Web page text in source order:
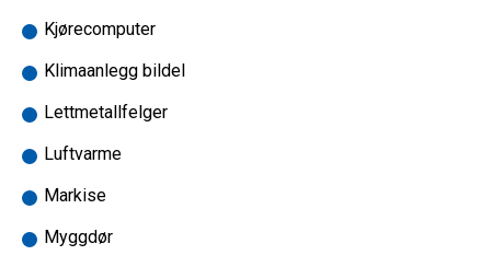
Kjørecomputer
Klimaanlegg bildel
Lettmetallfelger
Luftvarme
Markise
Myggdør